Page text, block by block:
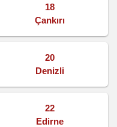
18
Çankırı
20
Denizli
22
Edirne